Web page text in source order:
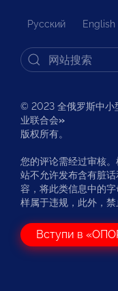
Русский English
© 2023 全俄罗斯中小
业联合会»
版权所有。
您的评论需经过审核
站不允许发布含有脏
容，将此类信息中的
样属于违规，此外，禁
Вступи в